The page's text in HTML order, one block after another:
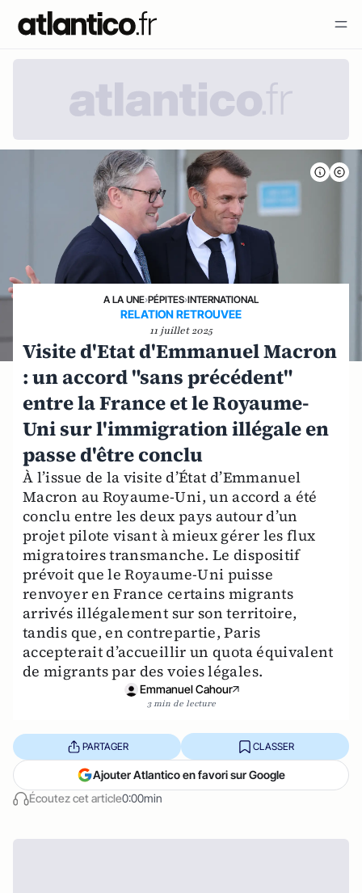
A LA UNE›PÉPITES›INTERNATIONAL
RELATION RETROUVEE
11 juillet 2025
Visite d'Etat d'Emmanuel Macron
: un accord "sans précédent"
entre la France et le Royaume-
Uni sur l'immigration illégale en
passe d'être conclu
À l’issue de la visite d’État d’Emmanuel
Macron au Royaume-Uni, un accord a été
conclu entre les deux pays autour d’un
projet pilote visant à mieux gérer les flux
migratoires transmanche. Le dispositif
prévoit que le Royaume-Uni puisse
renvoyer en France certains migrants
arrivés illégalement sur son territoire,
tandis que, en contrepartie, Paris
accepterait d’accueillir un quota équivalent
de migrants par des voies légales.
Emmanuel Cahour
3 min de lecture
Écoutez cet article0:00min
PARTAGER CLASSER
Ajouter Atlantico en favori sur Google